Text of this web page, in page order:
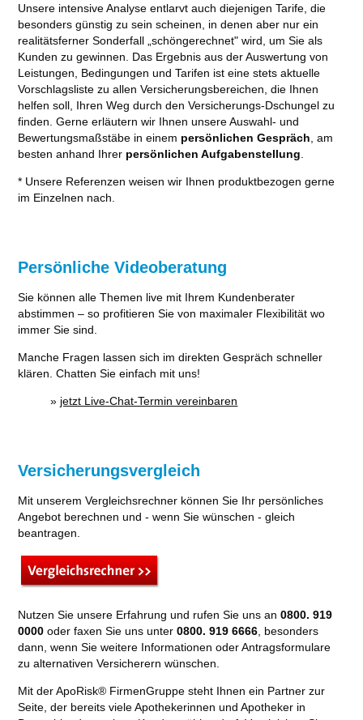
Unsere intensive Analyse entlarvt auch diejenigen Tarife, die
besonders günstig zu sein scheinen, in denen aber nur ein
realitätsferner Sonderfall „schöngerechnet" wird, um Sie als
Kunden zu gewinnen. Das Ergebnis aus der Auswertung von
Leistungen, Bedingungen und Tarifen ist eine stets aktuelle
Vorschlagsliste zu allen Versicherungsbereichen, die Ihnen
helfen soll, Ihren Weg durch den Versicherungs-Dschungel zu
finden. Gerne erläutern wir Ihnen unsere Auswahl- und
Bewertungsmaßstäbe in einem persönlichen Gespräch , am
besten anhand Ihrer persönlichen Aufgabenstellung
* Unsere Referenzen weisen wir Ihnen produktbezogen gerne
im Einzelnen nach.
Persönliche Videoberatung
Sie können alle Themen live mit Ihrem Kundenberater
abstimmen – so profitieren Sie von maximaler Flexibilität wo
immer Sie sind.
Manche Fragen lassen sich im direkten Gespräch schneller
klären. Chatten Sie einfach mit uns!
» jetzt Live-Chat-Termin vereinbaren
Versicherungsvergleich
Mit unserem Vergleichsrechner können Sie Ihr persönliches
Angebot berechnen und - wenn Sie wünschen - gleich
beantragen.
Nutzen Sie unsere Erfahrung und rufen Sie uns an0800. 919
0000 oder faxen Sie uns unter0800. 919 6666 , besonders
dann, wenn Sie weitere Informationen oder Antragsformulare
zu alternativen Versicherern wünschen.
Mit der ApoRisk® FirmenGruppe steht Ihnen ein Partner zur
Seite, der bereits viele Apothekerinnen und Apotheker in